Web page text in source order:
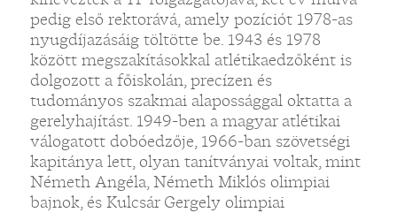
pedig első rektorává, amely pozíciót 1978-as
nyugdíjazásáig töltötte be. 1943 és 1978
között megszakításokkal atlétikaedzőként is
dolgozott a főiskolán, precízen és
tudományos szakmai alapossággal oktatta a
gerelyhajítást. 1949-ben a magyar atlétikai
válogatott dobóedzője, 1966-ban szövetségi
kapitánya lett, olyan tanítványai voltak, mint
Németh Angéla, Németh Miklós olimpiai
bajnok, és Kulcsár Gergely olimpiai